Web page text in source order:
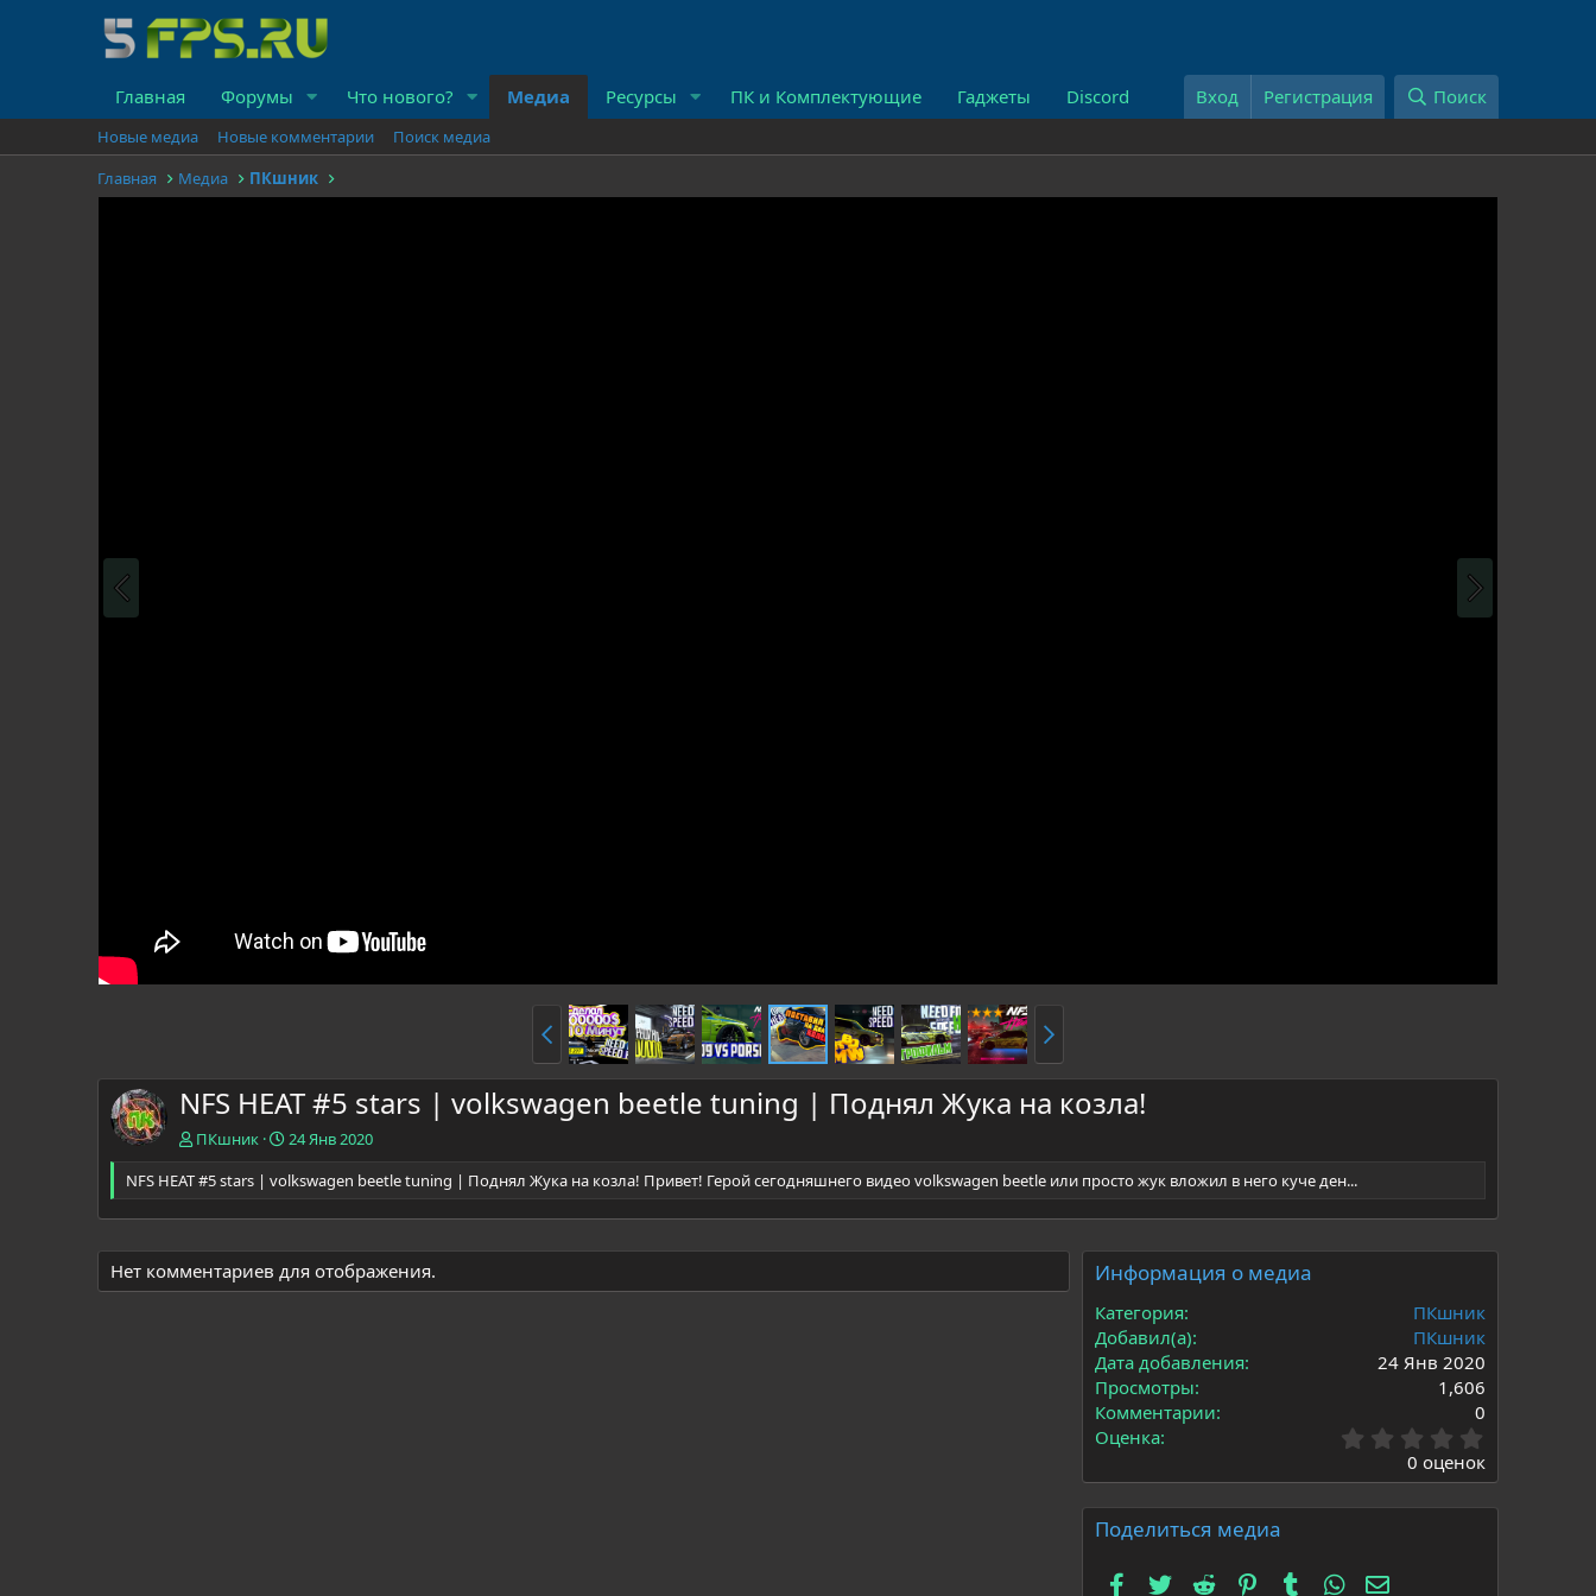
Главная Форумы Что нового? Медиа Ресурсы ПК и Комплектующие Гаджеты Discord Вход Регистрация Поиск
Новые медиа Новые комментарии
Поиск медиа
Главная
Медиа ПКшник
NFS HEAT #5 stars | volkswagen beetle tuning | Поднял Жука на козла!
ПКшник
24 Янв 2020
NFS HEAT #5 stars | volkswagen beetle tuning | Поднял Жука на козла! Привет! Герой сегодняшнего видео volkswagen beetle или просто жук вложил в него куче ден...
Нет комментариев для отображения. Информация о медиа
Категория
ПКшник
Добавил(а)
ПКшник
Дата добавления
24 Янв 2020
Просмотры
1,606
Комментарии
0
Оценка
.
0
0
0 оценок
Поделиться медиа
Facebook
Twitter Reddit PinterestTumblr WhatsApp